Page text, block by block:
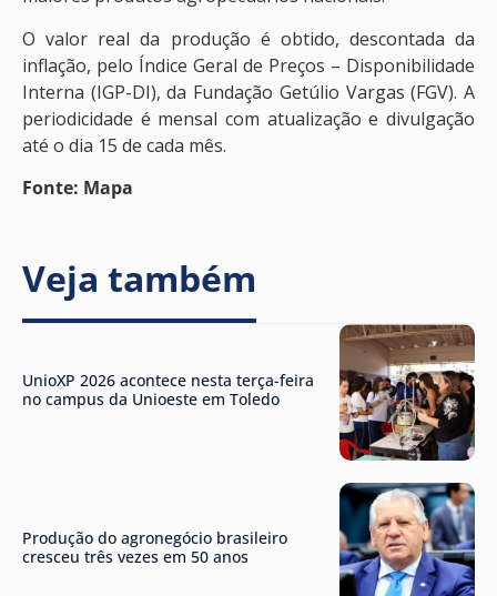
O valor real da produção é obtido, descontada da
inflação, pelo Índice Geral de Preços – Disponibilidade
Interna (IGP-DI), da Fundação Getúlio Vargas (FGV). A
periodicidade é mensal com atualização e divulgação
até o dia 15 de cada mês.
Fonte: Mapa
Veja também
UnioXP 2026 acontece nesta terça-feira
no campus da Unioeste em Toledo
Produção do agronegócio brasileiro
cresceu três vezes em 50 anos